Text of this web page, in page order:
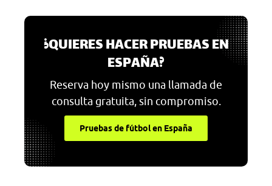
¿QUIERES HACER PRUEBAS EN
ESPAÑA?
Reserva hoy mismo una llamada de
consulta gratuita, sin compromiso.
Pruebas de fútbol en España